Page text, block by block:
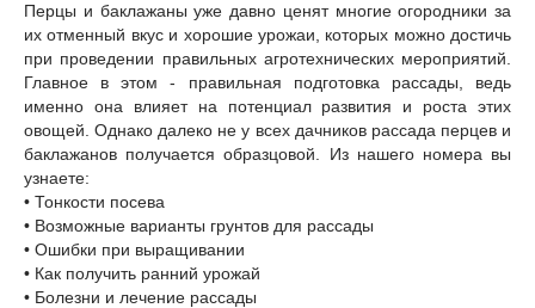
Перцы и баклажаны уже давно ценят многие огородники за
их отменный вкус и хорошие урожаи, которых можно достичь
при проведении правильных агротехнических мероприятий.
Главное в этом - правильная подготовка рассады, ведь
именно она влияет на потенциал развития и роста этих
овощей. Однако далеко не у всех дачников рассада перцев и
баклажанов получается образцовой. Из нашего номера вы
узнаете:
• Тонкости посева
• Возможные варианты грунтов для рассады
• Ошибки при выращивании
• Как получить ранний урожай
• Болезни и лечение рассады